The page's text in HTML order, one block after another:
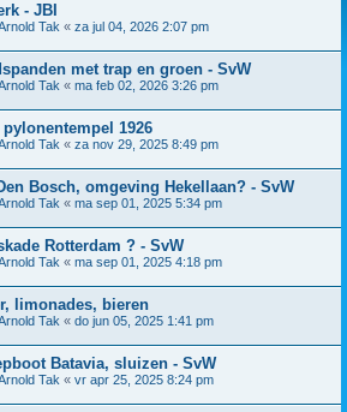
- JBI
Tak « za jul 04, 2026 2:07 pm
met trap en groen - SvW
Tak « ma feb 02, 2026 3:26 pm
1926
Tak « za nov 29, 2025 8:49 pm
Bosch, omgeving Hekellaan? - SvW
Tak « ma sep 01, 2025 5:34 pm
Rotterdam ? - SvW
Tak « ma sep 01, 2025 4:18 pm
limonades, bieren
Tak « do jun 05, 2025 1:41 pm
Batavia, sluizen - SvW
Tak « vr apr 25, 2025 8:24 pm